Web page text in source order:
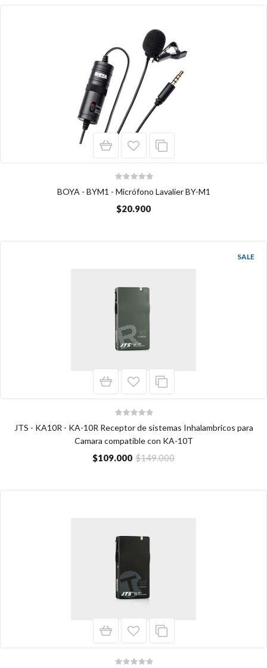
BOYA - BYM1 - Micrófono Lavalier BY-M1
$20.900
SALE
JTS - KA10R - KA-10R Receptor de sistemas Inhalambricos para
Camara compatible con KA-10T
$109.000 $149.000